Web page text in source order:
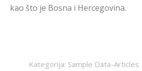
kao što je Bosna i Hercegovina.
Kategorija: Sample Data-Articles